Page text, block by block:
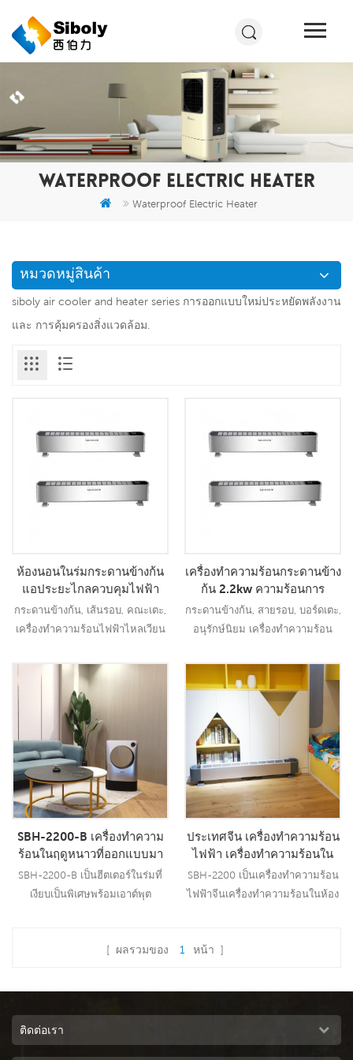
WATERPROOF ELECTRIC HEATER
Waterproof Electric Heater
หมวดหมู่สินค้า
siboly air cooler and heater series การออกแบบใหม่ประหยัดพลังงาน
และ การคุ้มครองสิ่งแวดล้อม.
ห้องนอนในร่มกระดานข้างก้น
แอประยะไกลควบคุมไฟฟ้า
เครื่องทำฐาน
กระดานข้างก้น, เส้นรอบ, คณะเตะ,
เครื่องทำความร้อนไฟฟ้าไหลเวียน
อ่านเพิ่มเติม
เครื่องทำความร้อนกระดานข้าง
ก้น 2.2kw ความร้อนการ
ควบคุมระยะไกลเงียบสุด
กระดานข้างก้น, สายรอบ, บอร์ดเตะ,
อนุรักษ์นิยม เครื่องทำความร้อน
อ่านเพิ่มเติม
SBH-2200-B เครื่องทำความ
ร้อนในฤดูหนาวที่ออกแบบมา
อย่างอบอุ่นเครื่องทำความร้อน
ในร่มที่เงียบสงบเป็นพิเศษ
SBH-2200-B เป็นฮีตเตอร์ในร่มที่
เงียบเป็นพิเศษพร้อมเอาต์พุต
ประเทศจีน เครื่องทำความร้อน
ไฟฟ้า เครื่องทำความร้อนใน
ห้องนอนในร่ม เครื่องทำความ
ร้อนในห้องไฟฟ้า โรงงาน
SBH-2200 เป็นเครื่องทำความร้อน
ไฟฟ้าจีนเครื่องทำความร้อนในห้อง
[ ผลรวมของ 1 หน้า ]
ติดต่อเรา